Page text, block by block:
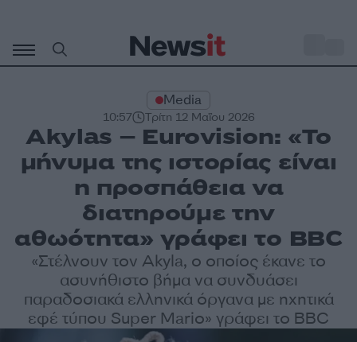
περιεχόμενο
Media
10:57 Τρίτη 12 Μαΐου 2026
Akylas – Eurovision: «Το
μήνυμα της ιστορίας είναι
η προσπάθεια να
διατηρούμε την
αθωότητα» γράφει το BBC
«Στέλνουν τον Akyla, ο οποίος έκανε το
ασυνήθιστο βήμα να συνδυάσει
παραδοσιακά ελληνικά όργανα με ηχητικά
εφέ τύπου Super Mario» γράφει το BBC